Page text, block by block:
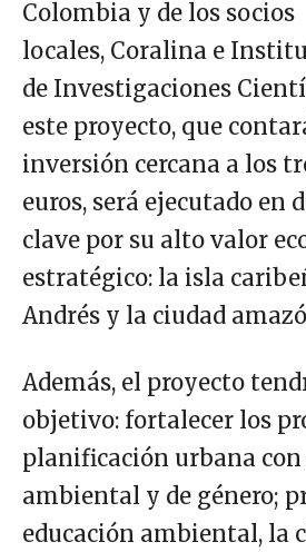
Colombia y de los socios
locales, Coralina e
de Investigaciones
este proyecto, que
inversión cercana a los
euros, será ejecutado en
clave por su alto valor
estratégico: la isla
Andrés y la ciudad
Además, el proyecto
objetivo: fortalecer los
planificación urbana
ambiental y de género;
educación ambiental, la